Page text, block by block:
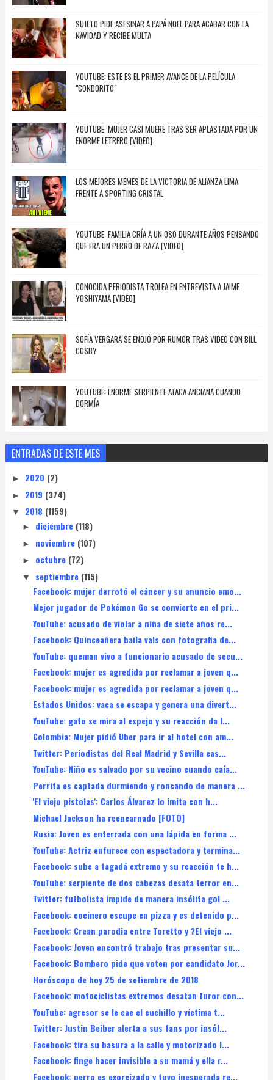
SUJETO PIDE ASESINAR A PAPÁ NOEL PARA ACABAR CON LA
NAVIDAD Y RECIBE MULTA
YOUTUBE: ESTE ES EL PRIMER AVANCE DE LA PELÍCULA
"CONDORITO"
YOUTUBE: MUJER CASI MUERE TRAS SER APLASTADA POR UN
ENORME LETRERO [VIDEO]
LOS MEJORES MEMES DE LA VICTORIA DE ALIANZA LIMA
FRENTE A SPORTING CRISTAL
YOUTUBE: FAMILIA CRÍA A UN OSO DURANTE AÑOS PENSANDO
QUE ERA UN PERRO DE RAZA [VIDEO]
CONOCIDA PERIODISTA TROLEA EN ENTREVISTA A JAIME
YOSHIYAMA [VIDEO]
SOFÍA VERGARA SE ENOJÓ POR RUMOR TRAS VIDEO CON BILL
COSBY
YOUTUBE: ENORME SERPIENTE ATACA ANCIANA CUANDO
DORMÍA
ENTRADAS DE ESTE MES
► 2020 (2)
► 2019 (374)
▼ 2018 (1159)
► diciembre (118)
► noviembre (107)
► octubre (72)
▼ septiembre (115)
Facebook: mujer derrotó el cáncer y su anuncio emo...
Mejor jugador de Pokémon Go se convierte en el pri...
YouTube: acusado de violar a niña de siete años re...
Facebook: Quinceañera baila vals con fotografia de...
YouTube: queman vivo a funcionario acusado de secu...
Facebook: mujer es agredida por reclamar a joven q...
Facebook: mujer es agredida por reclamar a joven q...
Estados Unidos: vaca se escapa y genera una divert...
YouTube: gato se mira al espejo y su reacción da l...
Colombia: Mujer pidió Uber para ir al hotel con am...
Twitter: Periodistas del Real Madrid y Sevilla cas...
YouTube: Niño es salvado por su vecino cuando caía...
Perrita es captada durmiendo y roncando de manera ...
'El viejo pistolas': Carlos Álvarez lo imita con h...
Michael Jackson ha reencarnado [FOTO]
Rusia: Joven es enterrada con una lápida en forma ...
YouTube: Actriz enfurece con espectadora y termina...
Facebook: sube a tagadá extremo y su reacción te h...
YouTube: serpiente de dos cabezas desata terror en...
Twitter: futbolista impide de manera insólita gol ...
Facebook: cocinero escupe en pizza y es detenido p...
Facebook: Crean parodia entre Toretto y ?El viejo ...
Facebook: Joven encontró trabajo tras presentar su...
Facebook: Bombero pide que voten por candidato Jor...
Horóscopo de hoy 25 de setiembre de 2018
Facebook: motociclistas extremos desatan furor con...
YouTube: agresor se le cae el cuchillo y víctima t...
Twitter: Justin Beiber alerta a sus fans por insól...
Facebook: tira su basura a la calle y motorizado l...
Facebook: finge hacer invisible a su mamá y ella r...
Facebook: perro es exorcizado y tuvo inesperada re...